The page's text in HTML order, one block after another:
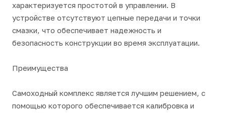
характеризуется простотой в управлении. В
устройстве отсутствуют цепные передачи и точки
смазки, что обеспечивает надежность и
безопасность конструкции во время эксплуатации.
Преимущества
Самоходный комплекс является лучшим решением, с
помощью которого обеспечивается калибровка и